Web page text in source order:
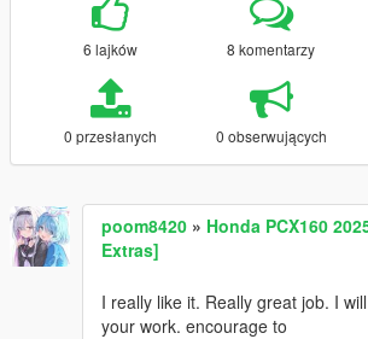
6 lajków 8 komentarzy
0 przesłanych 0 obserwujących
poom8420 » Honda PCX160
Extras]
I really like it. Really great job. I
your work. encourage to